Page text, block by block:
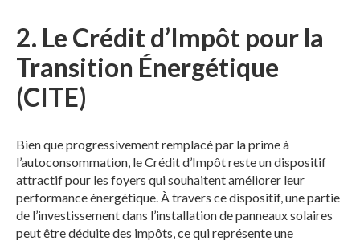
2. Le Crédit d’Impôt pour la
Transition Énergétique
(CITE)
Bien que progressivement remplacé par la prime à
l’autoconsommation, le Crédit d’Impôt reste un dispositif
attractif pour les foyers qui souhaitent améliorer leur
performance énergétique. À travers ce dispositif, une partie
de l’investissement dans l’installation de panneaux solaires
peut être déduite des impôts, ce qui représente une